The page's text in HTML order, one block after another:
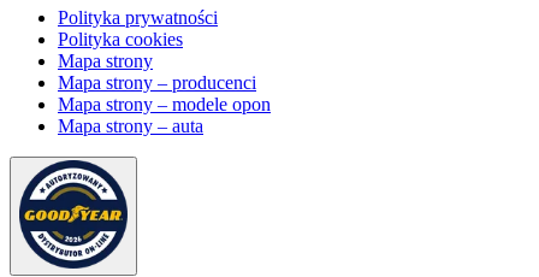
Polityka prywatności
Polityka cookies
Mapa strony
Mapa strony – producenci
Mapa strony – modele opon
Mapa strony – auta